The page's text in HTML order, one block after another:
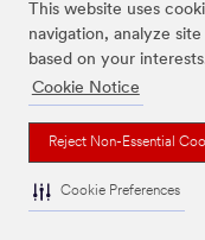
This website uses
navigation, analyze
based on your
Cookie Notice
Reject Non-Essential
Cookie Preferences